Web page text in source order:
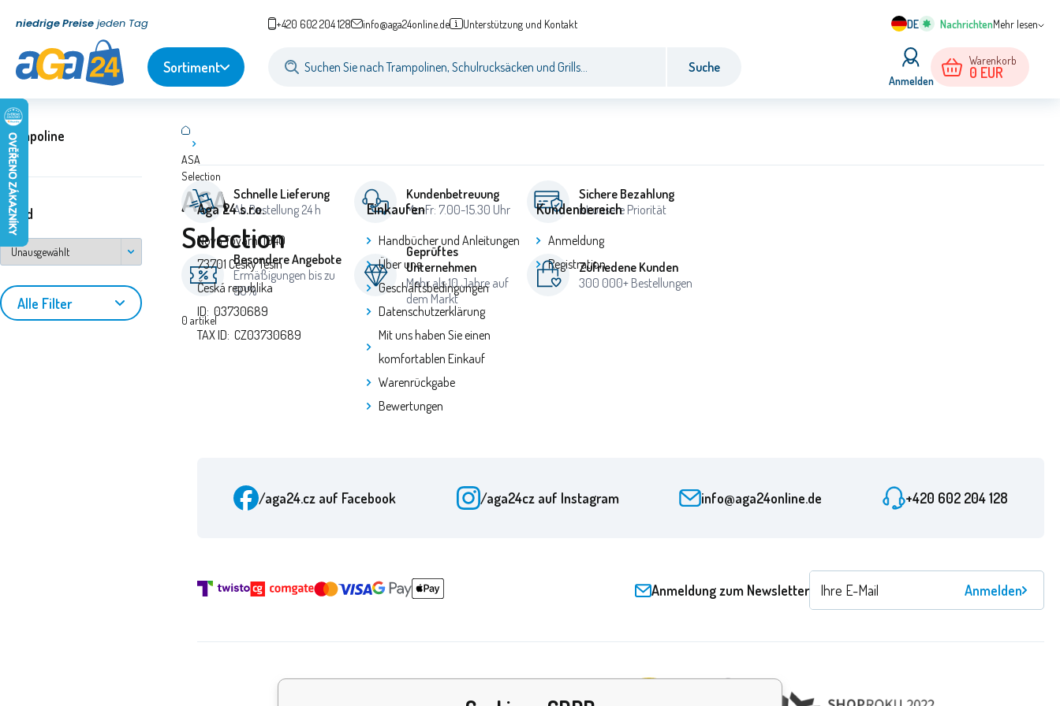
niedrige Preise jeden Tag DE Mehr lesen
+420 602 204 128 info@aga24online.de Unterstützung und Kontakt
Sortiment Suche
Anmelden
Warenkorb
0 EUR
Trampoline
Stand
Alle Filter
ASA
Selection
ASA
Selection
0 artikel
Schnelle Lieferung
Ab Bestellung 24 h
Kundenbetreuung
Mo-Fr: 7.00-15.30 Uhr
Sichere Bezahlung
ist unsere Priorität
Besondere Angebote
Ermäßigungen bis zu
50%
Geprüftes
Unternehmen
Mehr als 10 Jahre auf
dem Markt
Zufriedene Kunden
300 000+ Bestellungen
Aga 24 s.r.o.
Nova Tovarni 1940
73701 Cesky Tesin
Česká republika
ID: 03730689
TAX ID: CZ03730689
Einkaufen
Handbücher und Anleitungen
Über uns
Geschäftsbedingungen
Datenschutzerklärung
Mit uns haben Sie einen
komfortablen Einkauf
Warenrückgabe
Bewertungen
Kundenbereich
Anmeldung
Registration
/aga24.cz auf Facebook /aga24cz auf Instagram info@aga24online.de +420 602 204 128
Anmeldung zum Newsletter Anmelden